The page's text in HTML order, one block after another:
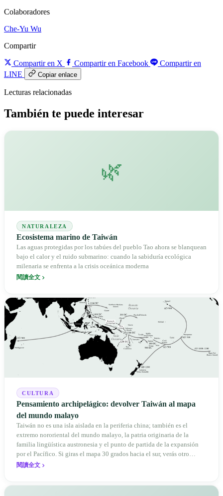
Colaboradores
Che-Yu Wu
Compartir
Compartir en X Compartir en Facebook
Compartir en
LINE
Copiar enlace
Lecturas relacionadas
También te puede interesar
🌿
NATURALEZA
Ecosistema marino de Taiwán
Las aguas protegidas por los tabúes del pueblo Tao ahora se blanquean
bajo el calor y el ruido submarino: cuando la sabiduría ecológica
milenaria se enfrenta a la crisis oceánica moderna
閱讀全文
CULTURA
Pensamiento archipelágico: devolver Taiwán al mapa
del mundo malayo
Taiwán no es una isla aislada en la periferia china; también es el
extremo nororiental del mundo malayo, la patria originaria de la
familia lingüística austronesia y el punto de partida de la expansión
por el Pacífico. Si giras el mapa 30 grados hacia el sur, verás otro
sistema de coordenadas plenamente válido, pero omitido.
閱讀全文